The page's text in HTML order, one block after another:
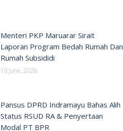
Menteri PKP Maruarar Sirait
Laporan Program Bedah Rumah Dan
Rumah Subsididi
10 June, 2026
Pansus DPRD Indramayu Bahas Alih
Status RSUD RA & Penyertaan
Modal PT BPR